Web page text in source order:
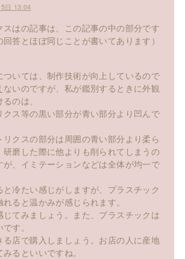
日 13:04
スはの記事は、この記事の中の部分です
回答とほぼ同じことが書いてあります）
ついては、制作技術が向上しているので
ないのですが、私が鑑別するときに外観
のは、
ス等の黒い部分が青い部分より凹んで
クスの部分は周囲の青い部分より柔ら
研磨した際に他よりも削られてしまうの
が、イミテーションなどは全体が均一で
冷たい感じがしますが、プラスチック
ると温かみが感じられます。
てみましょう。また、プラスチックは
す。
店で購入しましょう。お店の人に産地
るといいですね。